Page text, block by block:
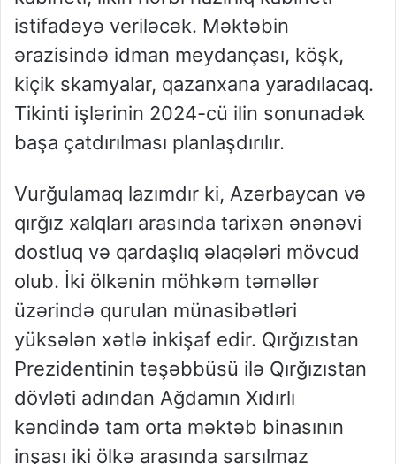
istifadəyə veriləcək. Məktəbin
ərazisində idman meydançası, köşk,
kiçik skamyalar, qazanxana yaradılacaq.
Tikinti işlərinin 2024-cü ilin sonunadək
başa çatdırılması planlaşdırılır.
Vurğulamaq lazımdır ki, Azərbaycan və
qırğız xalqları arasında tarixən ənənəvi
dostluq və qardaşlıq əlaqələri mövcud
olub. İki ölkənin möhkəm təməllər
üzərində qurulan münasibətləri
yüksələn xətlə inkişaf edir. Qırğızıstan
Prezidentinin təşəbbüsü ilə Qırğızıstan
dövləti adından Ağdamın Xıdırlı
kəndində tam orta məktəb binasının
inşası iki ölkə arasında sarsılmaz